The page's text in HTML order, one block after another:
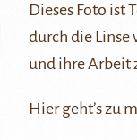
Dieses Foto ist
durch die Linse
und ihre Arbeit
Hiergeht’s zu